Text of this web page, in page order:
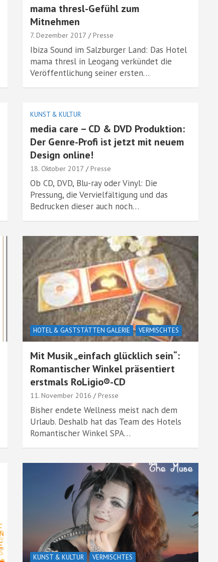
mama thresl-Gefühl zum
Mitnehmen
7. Dezember 2017 Presse
Ibiza Sound im Salzburger Land: Das Hotel
mama thresl in Leogang verkündet die
Veröffentlichung seiner ersten…
KUNST & KULTUR
media care – CD & DVD Produktion:
Der Genre-Profi ist jetzt mit neuem
Design online!
18. Oktober 2017 Presse
Ob CD, DVD, Blu-ray oder Vinyl: Die
Pressung, die Vervielfältigung und das
Bedrucken dieser auch noch…
HOTEL & GASTSTÄTTEN GALERIE VERMISCHTES
Mit Musik „einfach glücklich sein“:
Romantischer Winkel präsentiert
erstmals RoLigio®-CD
11. November 2016 Presse
Bisher endete Wellness meist nach dem
Urlaub. Deshalb hat das Team des Hotels
Romantischer Winkel SPA…
KUNST & KULTUR VERMISCHTES